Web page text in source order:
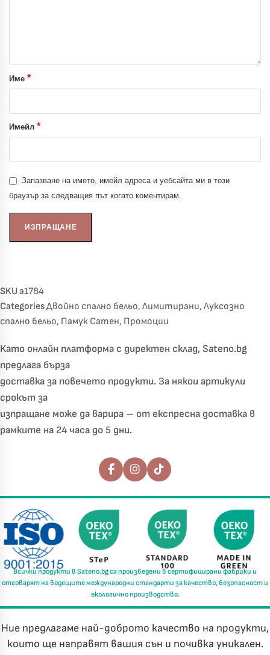
Име *
Имейл *
Запазване на името, имейл адреса и уебсайта ми в този
браузър за следващия път когато коментирам.
SKUa1784
CategoriesДвойно спално бельо, Лимитирани, Луксозно
спално бельо, Памук Сатен, Промоции
Като онлайн платформа с директен склад, Sateno.bg
предлага бърза
доставка за повечето продукти. За някои артикули
срокът за
изпращане може да варира – от експресна доставка в
рамките на 24 часа до 5 дни.
Последвайте ни
Всички продукти в Sateno.bgса произведени всертифицирани фабрики и
отговарят на водещите международни стандарти закачество, безопасност и
екологично производство.
Ние предлагаме най-доброто качество на продукти,
които ще направят вашия сън и почивка уникален.